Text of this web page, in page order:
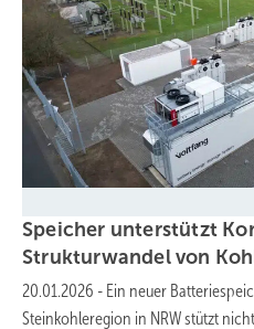
Speicher unterstützt
Strukturwandel von
20.01.2026 - Ein neuer
Steinkohleregion in NRW stützt